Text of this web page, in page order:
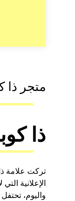
متجر ذا
ذا
تركت علامة
الإعلانية
واليوم،